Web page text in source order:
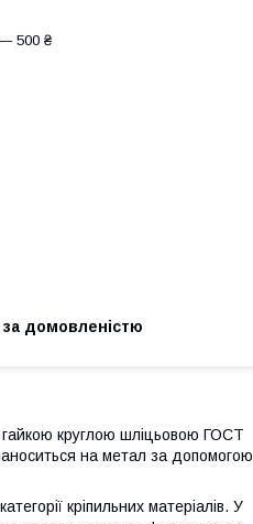
500 ₴
за домовленістю
круглою шліцьовою ГОСТ
на метал за допомогою
кріпильних матеріалів. У